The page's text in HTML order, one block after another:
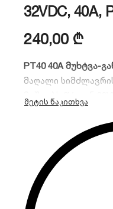
32VDC, 40A,
240,00 ₾
PT40 40A მუხტვა-
მაღალი
უზრუნველყოფს
განმუხტვისა და
აუცილებელია მზის
ავტონომიური
მუშაობისთვის.